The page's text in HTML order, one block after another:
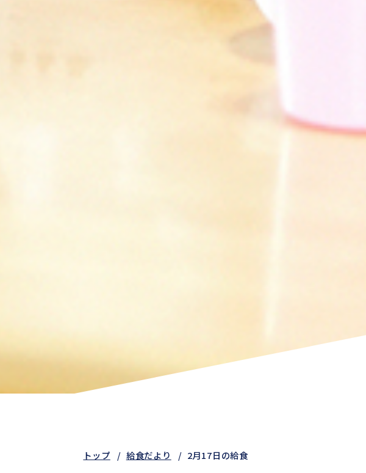
トップ 給食だより 2月17日の給食